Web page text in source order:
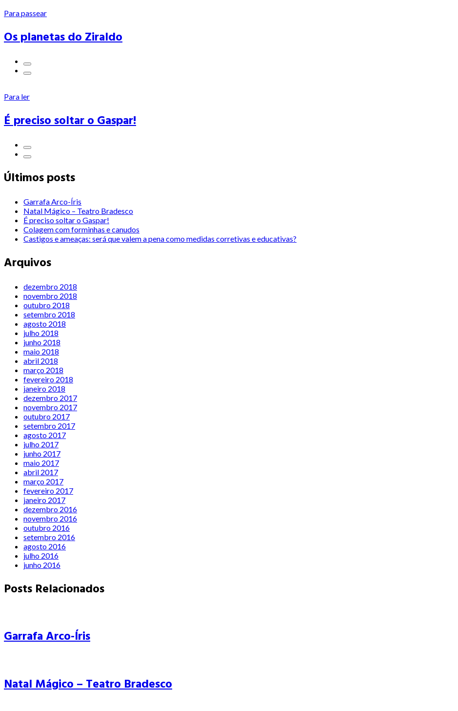
Para passear
Os planetas do Ziraldo
Para ler
É preciso soltar o Gaspar!
Últimos posts
Garrafa Arco-Íris
Natal Mágico – Teatro Bradesco
É preciso soltar o Gaspar!
Colagem com forminhas e canudos
Castigos e ameaças: será que valem a pena como medidas corretivas e educativas?
Arquivos
dezembro 2018
novembro 2018
outubro 2018
setembro 2018
agosto 2018
julho 2018
junho 2018
maio 2018
abril 2018
março 2018
fevereiro 2018
janeiro 2018
dezembro 2017
novembro 2017
outubro 2017
setembro 2017
agosto 2017
julho 2017
junho 2017
maio 2017
abril 2017
março 2017
fevereiro 2017
janeiro 2017
dezembro 2016
novembro 2016
outubro 2016
setembro 2016
agosto 2016
julho 2016
junho 2016
Posts Relacionados
Garrafa Arco-Íris
Natal Mágico – Teatro Bradesco